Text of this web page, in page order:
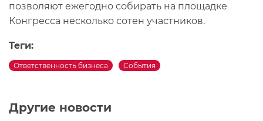
Другие новости
позволяют ежегодно собирать на площадке
Конгресса несколько сотен участников.
Теги:
Ответственность бизнеса События